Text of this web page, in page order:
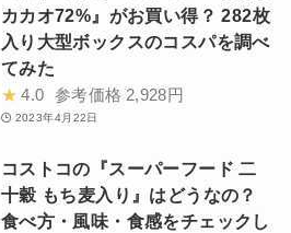
カカオ72%』がお買い得？ 282枚
入り大型ボックスのコスパを調べ
てみた
★ 4.0 参考価格 2,928円
2023年4月22日
コストコの『スーパーフード 二
十穀 もち麦入り』はどうなの？
食べ方・風味・食感をチェックし